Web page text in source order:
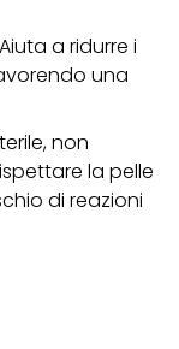
Aiuta a ridurre i
una
non
la pelle
di reazioni